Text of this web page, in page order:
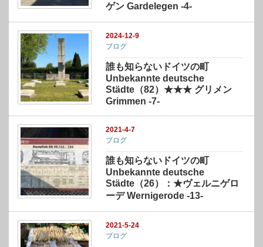
ゲン Gardelegen -4-
2024-12-9
ブログ
誰も知らないドイツの町
Unbekannte deutsche
Städte（82）★★★ グリメン
Grimmen -7-
2021-4-7
ブログ
誰も知らないドイツの町
Unbekannte deutsche
Städte（26）：★ヴェルニゲロ
ーデ Wernigerode -13-
2021-5-24
ブログ